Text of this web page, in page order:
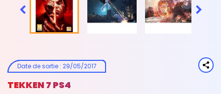
 
Date de sortie: 29/05/2017
TEKKEN 7 PS4